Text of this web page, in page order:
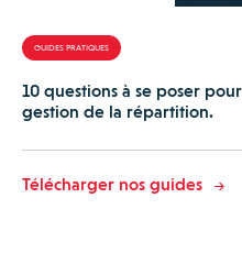
GUIDES PRATIQUES
10 questions à se poser
gestion de la répartition.
Télécharger nos guides